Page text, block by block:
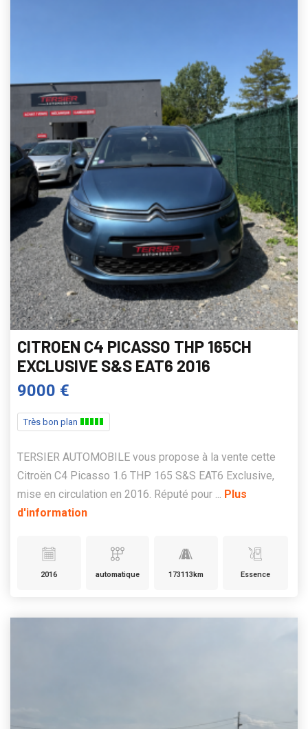
CITROEN C4 PICASSO THP 165CH
EXCLUSIVE S&S EAT6 2016
9000 €
Très bon plan
TERSIER AUTOMOBILE vous propose à la vente cette
Citroën C4 Picasso 1.6 THP 165 S&S EAT6 Exclusive,
mise en circulation en 2016. Réputé pour ... Plus
d'information
2016 automatique 173113km Essence